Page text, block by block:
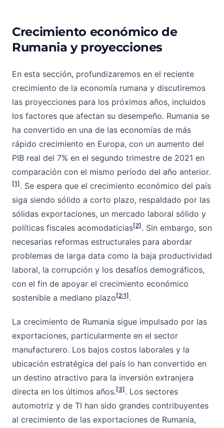
El Entorno Macroeconómico Rumano
Crecimiento económico de
Rumania y proyecciones
En esta sección, profundizaremos en el reciente
crecimiento de la economía rumana y discutiremos
las proyecciones para los próximos años, incluidos
los factores que afectan su desempeño. Rumania se
ha convertido en una de las economías de más
rápido crecimiento en Europa, con un aumento del
PIB real del 7% en el segundo trimestre de 2021 en
comparación con el mismo período del año anterior.
[1] . Se espera que el crecimiento económico del país
siga siendo sólido a corto plazo, respaldado por las
sólidas exportaciones, un mercado laboral sólido y
políticas fiscales acomodaticias[2] . Sin embargo, son
necesarias reformas estructurales para abordar
problemas de larga data como la baja productividad
laboral, la corrupción y los desafíos demográficos,
con el fin de apoyar el crecimiento económico
sostenible a mediano plazo[2:1] .
La crecimiento de Rumania sigue impulsado por las
exportaciones, particularmente en el sector
manufacturero. Los bajos costos laborales y la
ubicación estratégica del país lo han convertido en
un destino atractivo para la inversión extranjera
directa en los últimos años.[3] . Los sectores
automotriz y de TI han sido grandes contribuyentes
al crecimiento de las exportaciones de Rumania,